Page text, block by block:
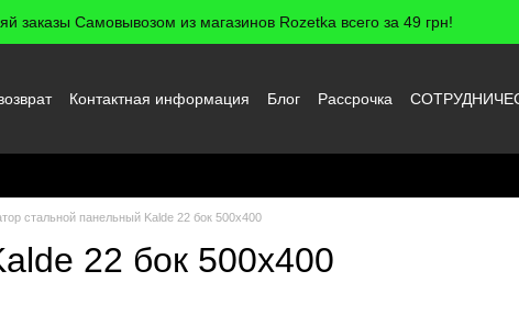
заказы Самовывозом из магазинов Rozetka всего за 49 грн!
Контактная информация Блог Рассрочка
стальной панельный Kalde 22 бок 500x400
22 бок 500x400